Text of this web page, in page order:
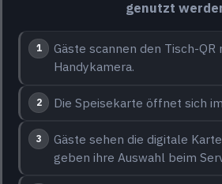
genutzt
Gäste scannen den Tisch-QR
Handykamera.
Die Speisekarte öffnet sich
Gäste sehen die digitale
geben ihre Auswahl beim